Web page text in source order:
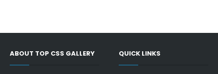
ABOUT TOP CSS GALLERY QUICK LINKS